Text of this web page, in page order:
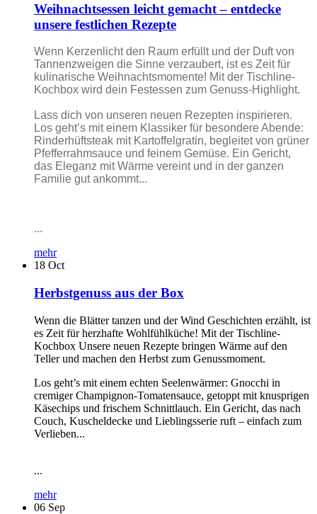
Weihnachtsessen leicht gemacht – entdecke
unsere festlichen Rezepte
Wenn Kerzenlicht den Raum erfüllt und der Duft von
Tannenzweigen die Sinne verzaubert, ist es Zeit für
kulinarische Weihnachtsmomente! Mit der Tischline-
Kochbox wird dein Festessen zum Genuss-Highlight.
Lass dich von unseren neuen Rezepten inspirieren.
Los geht’s mit einem Klassiker für besondere Abende:
Rinderhüftsteak mit Kartoffelgratin, begleitet von grüner
Pfefferrahmsauce und feinem Gemüse. Ein Gericht,
das Eleganz mit Wärme vereint und in der ganzen
Familie gut ankommt...
...
mehr
18 Oct
Herbstgenuss aus der Box
Wenn die Blätter tanzen und der Wind Geschichten erzählt, ist
es Zeit für herzhafte Wohlfühlküche! Mit der Tischline-
Kochbox Unsere neuen Rezepte bringen Wärme auf den
Teller und machen den Herbst zum Genussmoment.
Los geht’s mit einem echten Seelenwärmer: Gnocchi in
cremiger Champignon-Tomatensauce, getoppt mit knusprigen
Käsechips und frischem Schnittlauch. Ein Gericht, das nach
Couch, Kuscheldecke und Lieblingsserie ruft – einfach zum
Verlieben...
...
mehr
06 Sep